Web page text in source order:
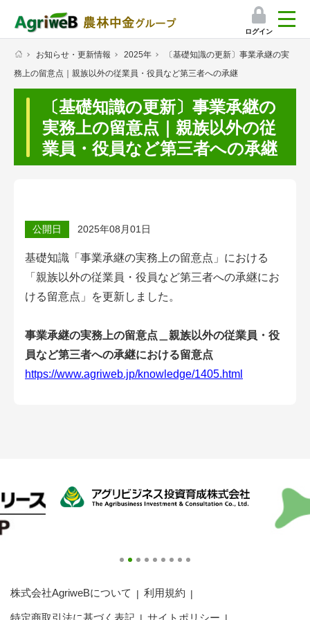
ログイン
検索
マイページ
プレミアムサービス
プレミアムサービスのご紹介
挑戦者たちの奮闘記
会員限定コンテンツ（無料）
AgriweBダイレクトメッセージ
アクション別メニュー
農業一問一答
基礎知識
お知らせ・更新情報 2025年
〔基礎知識の更新〕事業承継の実
務上の留意点｜親族以外の従業員・役員など第三者への承継
〔基礎知識の更新〕事業承継の
実務上の留意点｜親族以外の従
業員・役員など第三者への承継
公開日 2025年08月01日
基礎知識「 事業承継の実務上の留意点 」における
「親族以外の従業員・役員など第三者への承継にお
ける留意点」を更新しました。
事業承継の実務上の留意点＿親族以外の従業員・役
員など第三者への承継における留意点
https://www.agriweb.jp/knowledge/1405.html
株式会社AgriweBについて 利用規約
特定商取引法に基づく表記 サイトポリシー